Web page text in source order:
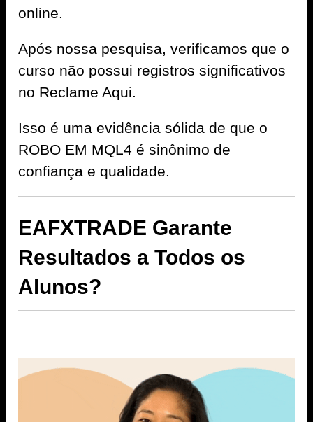
online.
Após nossa pesquisa, verificamos que o
curso não possui registros significativos
no Reclame Aqui.
Isso é uma evidência sólida de que o
ROBO EM MQL4 é sinônimo de
confiança e qualidade.
EAFXTRADE Garante
Resultados a Todos os
Alunos?